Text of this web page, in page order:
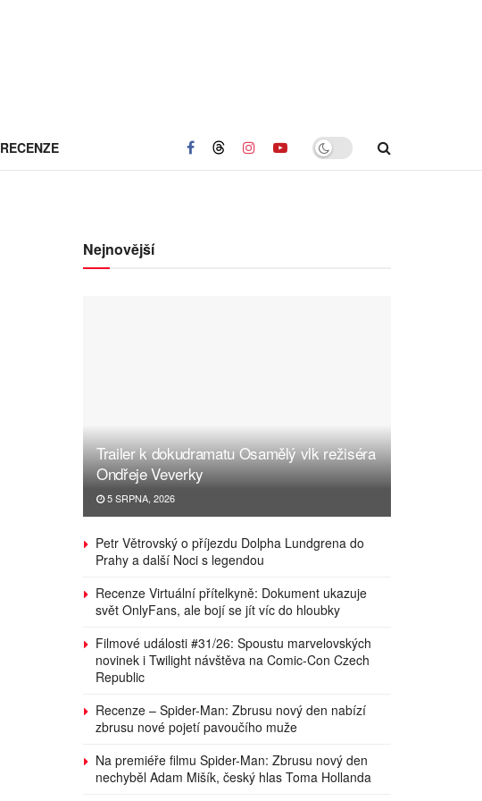
RECENZE
Nejnovější
Trailer k dokudramatu Osamělý vlk režiséra
Ondřeje Veverky
5 SRPNA, 2026
Petr Větrovský o příjezdu Dolpha Lundgrena do
Prahy a další Noci s legendou
Recenze Virtuální přítelkyně: Dokument ukazuje
svět OnlyFans, ale bojí se jít víc do hloubky
Filmové události #31/26: Spoustu marvelovských
novinek i Twilight návštěva na Comic-Con Czech
Republic
Recenze – Spider-Man: Zbrusu nový den nabízí
zbrusu nové pojetí pavoučího muže
Na premiéře filmu Spider-Man: Zbrusu nový den
nechyběl Adam Mišík, český hlas Toma Hollanda